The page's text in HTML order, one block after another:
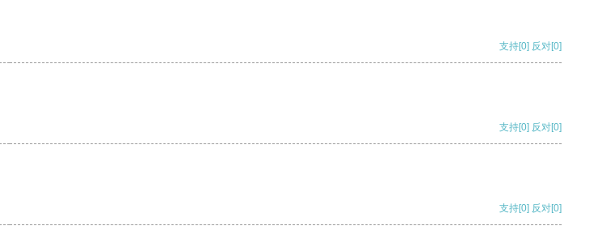
支持[0] 反对[0]
支持[0] 反对[0]
支持[0] 反对[0]